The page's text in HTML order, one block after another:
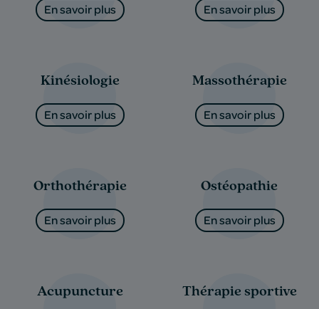
En savoir plus En savoir plus
Kinésiologie
En savoir plus
Massothérapie
En savoir plus
Orthothérapie
En savoir plus
Ostéopathie
En savoir plus
Acupuncture Thérapie sportive